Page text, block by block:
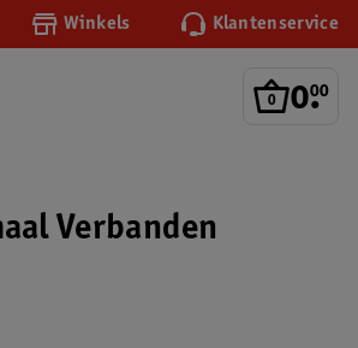
Winkels Klantenservice
0.
00
Verbanden